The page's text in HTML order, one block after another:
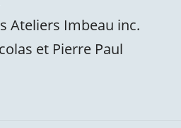
Ateliers Imbeau inc.
et Pierre Paul